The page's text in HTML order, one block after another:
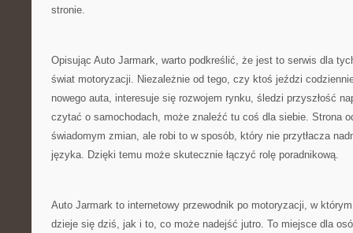
stronie.
Opisując Auto Jarmark, warto podkreślić, że jest to serwis dla
świat motoryzacji. Niezależnie od tego, czy ktoś jeździ
nowego auta, interesuje się rozwojem rynku, śledzi przyszłość
czytać o samochodach, może znaleźć tu coś dla siebie. Strona
świadomym zmian, ale robi to w sposób, który nie przytłacza
języka. Dzięki temu może skutecznie łączyć rolę poradnikową.
Auto Jarmark to internetowy przewodnik po motoryzacji, w
dzieje się dziś, jak i to, co może nadejść jutro. To miejsce dla